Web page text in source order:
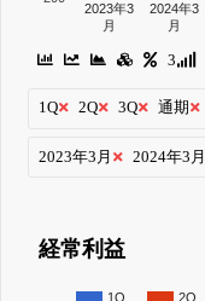
2023年3
月
2024年3
月
3
1Q 2Q 3Q 通期
2023年3月 2024年3月
経常利益